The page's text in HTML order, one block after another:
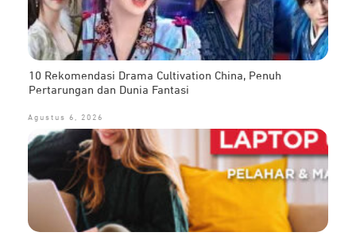
10 Rekomendasi Drama Cultivation China, Penuh
Pertarungan dan Dunia Fantasi
Agustus 6, 2026